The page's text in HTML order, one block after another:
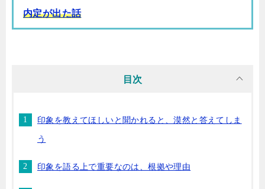
内定が出た話
目次
印象を教えてほしいと聞かれると、漠然と答えてしま
う
印象を語る上で重要なのは、根拠や理由